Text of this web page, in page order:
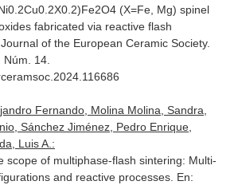
(X=Fe, Mg) spinel
fabricated via reactive flash
of the European Ceramic Society.
14.
Fernando, Molina Molina, Sandra,
Sánchez Jiménez, Pedro Enrique,
Luis A.:
scope of multiphase-flash sintering: Multi-
and reactive processes. En: